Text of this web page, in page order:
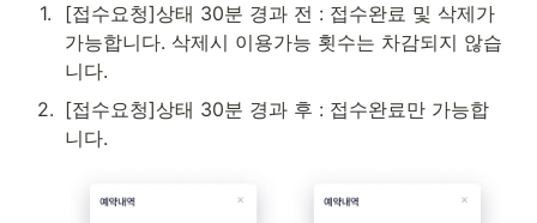
1.
[접수요청]상태 30분 경과 전 : 접수완료 및 삭제가
가능합니다. 삭제시 이용가능 횟수는 차감되지 않습
니다.
2. [접수요청]상태 30분 경과 후 : 접수완료만 가능합
니다.